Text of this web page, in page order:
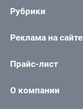
Рубрики
Реклама на сайте
Прайс-лист
О компании